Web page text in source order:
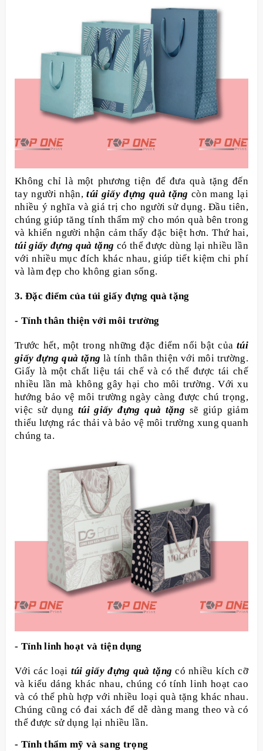
Không chỉ là một phương tiện để đưa quà tặng đến
tay người nhận,túi giấy đựng quà tặng còn mang lại
nhiều ý nghĩa và giá trị cho người sử dụng. Đầu tiên,
chúng giúp tăng tính thẩm mỹ cho món quà bên trong
và khiến người nhận cảm thấy đặc biệt hơn. Thứ hai,
túi giấy đựng quà tặng có thể được dùng lại nhiều lần
với nhiều mục đích khác nhau, giúp tiết kiệm chi phí
và làm đẹp cho không gian sống.
3. Đặc điểm của túi giấy đựng quà tặng
- Tính thân thiện với môi trường
Trước hết, một trong những đặc điểm nổi bật của túi
giấy đựng quà tặng là tính thân thiện với môi trường.
Giấy là một chất liệu tái chế và có thể được tái chế
nhiều lần mà không gây hại cho môi trường. Với xu
hướng bảo vệ môi trường ngày càng được chú trọng,
việc sử dụng túi giấy đựng quà tặng sẽ giúp giảm
thiểu lượng rác thải và bảo vệ môi trường xung quanh
chúng ta.
- Tính linh hoạt và tiện dụng
Với các loại túi giấy đựng quà tặng có nhiều kích cỡ
và kiểu dáng khác nhau, chúng có tính linh hoạt cao
và có thể phù hợp với nhiều loại quà tặng khác nhau.
Chúng cũng có đai xách để dễ dàng mang theo và có
thể được sử dụng lại nhiều lần.
- Tính thẩm mỹ và sang trọng